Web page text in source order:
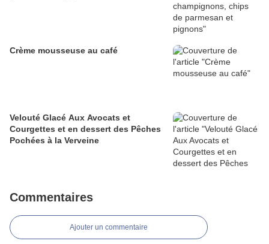
Crème mousseuse au café
Velouté Glacé Aux Avocats et
Courgettes et en dessert des Pêches
Pochées à la Verveine
Commentaires
Ajouter un commentaire